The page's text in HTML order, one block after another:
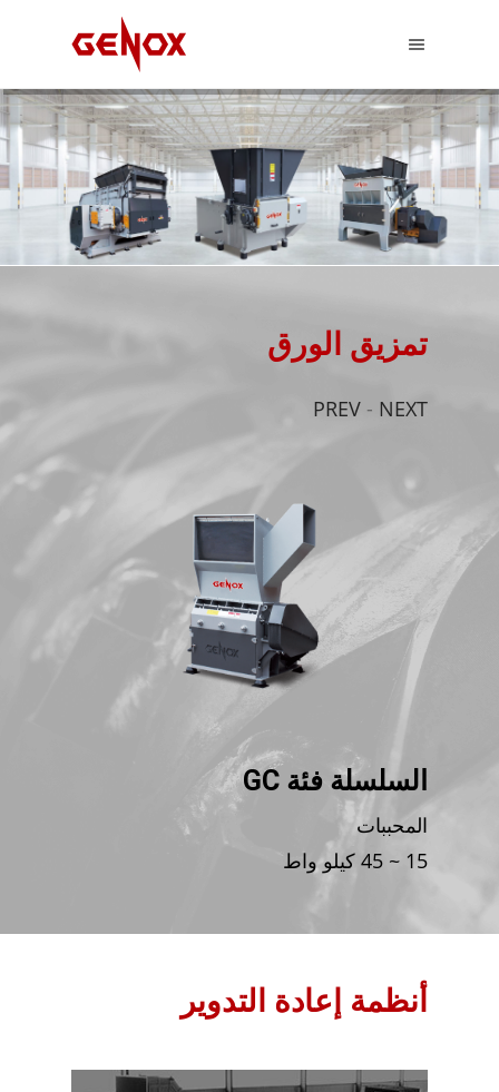
تمزيق الورق
PREV - NEXT
السلسلة فئة GC
المحببات
15 ~ 45 كيلو واط
أنظمة إعادة التدوير